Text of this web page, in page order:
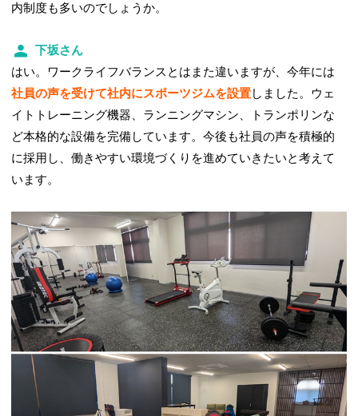
内制度も多いのでしょうか。
下坂さん
はい。ワークライフバランスとはまた違いますが、今年には
社員の声を受けて社内にスポーツジムを設置しました。ウェ
イトトレーニング機器、ランニングマシン、トランポリンな
ど本格的な設備を完備しています。今後も社員の声を積極的
に採用し、働きやすい環境づくりを進めていきたいと考えて
います。